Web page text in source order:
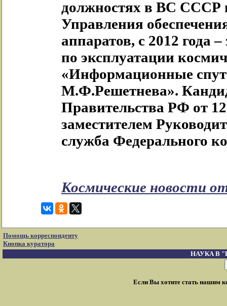
должностях в ВС СССР
Управления
аппаратов, с 2012 года
по эксплуатации
«Информационные
М.Ф.Решетнева».
Правительства РФ от
заместителем
служба Федерального
Космические новости
Помощь корреспонденту
Кнопка куратора
НАУКА В
Если Вы хотите стать нашим